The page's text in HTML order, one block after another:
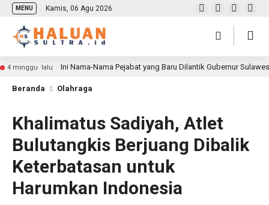
MENU Kamis, 06 Agu 2026
4 minggu lalu Ini Nama-Nama Pejabat yang Baru Dilantik Gubernur
Beranda Olahraga
Khalimatus Sadiyah, Atlet
Bulutangkis Berjuang Dibalik
Keterbatasan untuk
Harumkan Indonesia